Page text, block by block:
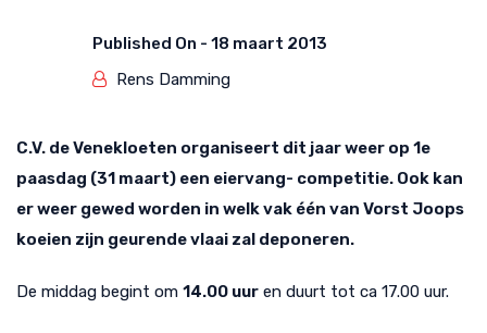
Published On - 18 maart 2013
Rens Damming
C.V. de Venekloeten organiseert dit jaar weer op 1e
paasdag (31 maart) een eiervang- competitie. Ook kan
er weer gewed worden in welk vak één van Vorst Joops
koeien zijn geurende vlaai zal deponeren.
De middag begint om 14.00 uur en duurt tot ca 17.00 uur.